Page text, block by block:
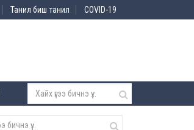
Танил биш танил COVID-19